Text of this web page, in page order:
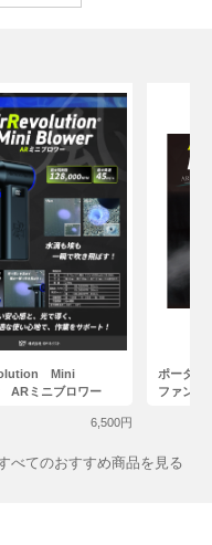
Mini
ARミニブロワー
6,500円
ポータブ
ファン
べてのおすすめ商品を見る